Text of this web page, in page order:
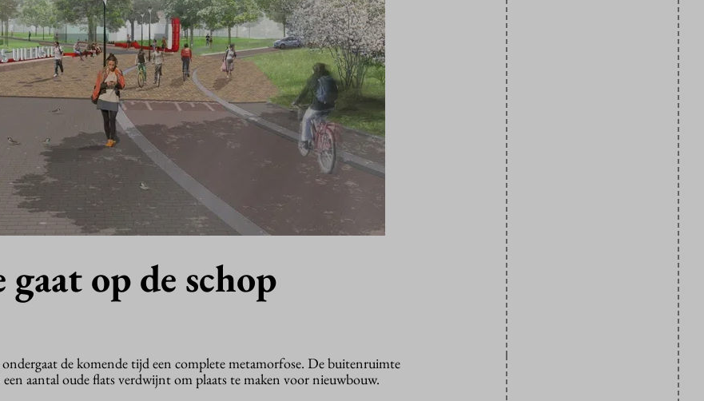
op de schop
de komende tijd een complete metamorfose. De buitenruimte
aantal oude flats verdwijnt om plaats te maken voor nieuwbouw.